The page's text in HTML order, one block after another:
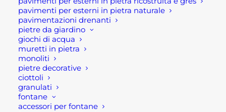
pavimenti per esterni in pietra naturale
pavimentazioni drenanti
pietre da giardino
giochi di acqua
muretti in pietra
monoliti
pietre decorative
ciottoli
granulati
fontane
accessori per fontane
ELETTROUTENSILI
Brand
ALTE